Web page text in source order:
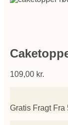
109,00 kr.
Gratis Fragt Fra